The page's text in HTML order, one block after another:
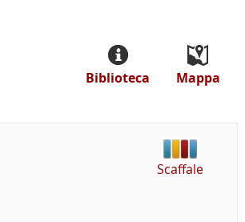
Mappa
Biblioteca
Scaffale